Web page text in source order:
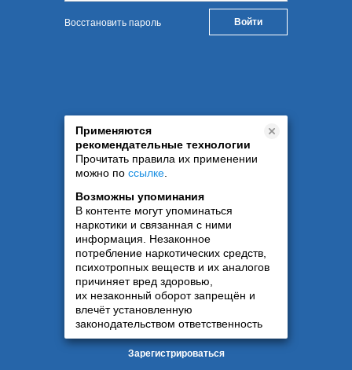
Восстановить пароль
Применяются
рекомендательные технологии
Прочитать правила их применении
можно по ссылке
Возможны упоминания
В контенте могут упоминаться
наркотики и связанная с ними
информация. Незаконное
потребление наркотических средств,
психотропных веществ и их аналогов
причиняет вред здоровью,
их незаконный оборот запрещён и
влечёт установленную
законодательством ответственность
Зарегистрироваться